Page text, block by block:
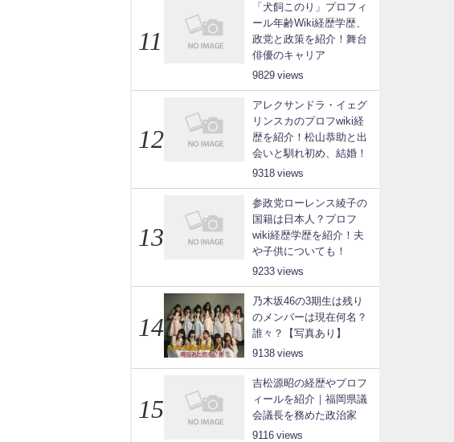
「犬飼このり」プロフィ
ール年齢Wiki経歴学歴、
政党と政策を紹介！舞台
俳優のキャリア
9829
アレクサンドラ・イェグ
リンスカのプロフwiki経
歴を紹介！松山恭助と出
会いと馴れ初め、結婚！
9318
参政党ローレンス綾子の
国籍は日本人？プロフ
wiki経歴学歴を紹介！夫
や子供についても！
9233
乃木坂46の3期生は残り
のメンバーは現在何名？
誰々？【写真あり】
9138
吉松源昭の経歴やプロフ
ィールを紹介｜福岡県議
会議長を務めた政治家
9116